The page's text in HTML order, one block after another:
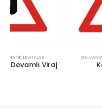
GALVANIZ SAC TRAFIK LEVHALARI
Kaygan Yol